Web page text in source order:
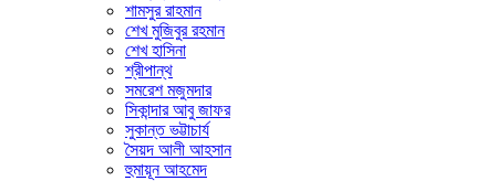
শামসুর রাহমান
শেখ মুজিবুর রহমান
শেখ হাসিনা
শ্রীপান্থ
সমরেশ মজুমদার
সিকান্দার আবু জাফর
সুকান্ত ভট্টাচার্য
সৈয়দ আলী আহসান
হুমায়ূন আহমেদ